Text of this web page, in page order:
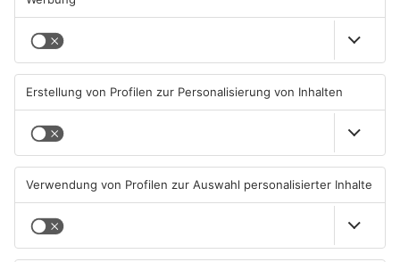
TOPNEWS
Beobachtungsflüge im
Primaveraland wegen
Waldbrandgefahr
08.08.2026, 09:33 UHR IN
Aschaffenburg und
Miltenberg früher abgeholt